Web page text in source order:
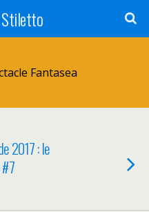
Stiletto
Fantasea
2017 : le